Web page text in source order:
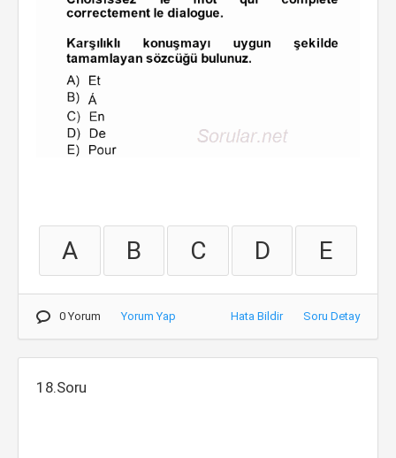
A B C D E
0 Yorum Yorum Yap Hata Bildir Soru Detay
18.Soru